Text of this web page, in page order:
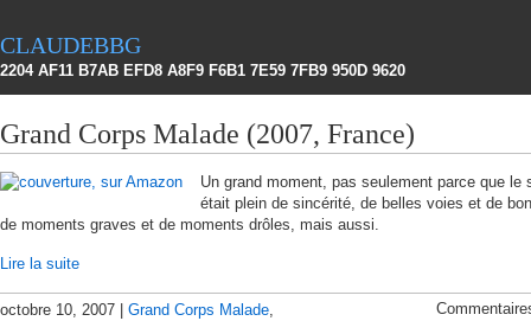
claudebbg
2204 AF11 B7AB EFD8 A8F9 F6B1 7E59 7FB9 950D 9620
Grand Corps Malade (2007, France)
Un grand moment, pas seulement parce que le
était plein de sincérité, de belles voies et de
de moments graves et de moments drôles, mais aussi.
Lire la suite
octobre 10, 2007 | Grand Corps Malade,